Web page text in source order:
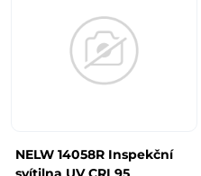
NELW 14058R Inspekční